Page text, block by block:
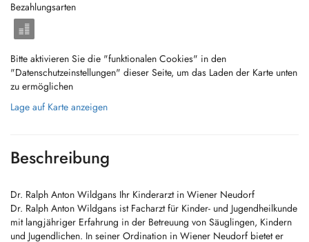
Bezahlungsarten
Bitte aktivieren Sie die "funktionalen Cookies" in den
"Datenschutzeinstellungen" dieser Seite, um das Laden der Karte unten
zu ermöglichen
Lage auf Karte anzeigen
Beschreibung
Dr. Ralph Anton Wildgans Ihr Kinderarzt in Wiener Neudorf
Dr. Ralph Anton Wildgans ist Facharzt für Kinder- und Jugendheilkunde
mit langjähriger Erfahrung in der Betreuung von Säuglingen, Kindern
und Jugendlichen. In seiner Ordination in Wiener Neudorf bietet er